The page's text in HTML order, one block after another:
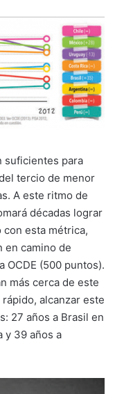
suficientes para
tercio de menor
A este ritmo de
décadas lograr
con esta métrica,
en camino de
OCDE (500 puntos).
más cerca de este
alcanzar este
27 años a Brasil en
y 39 años a